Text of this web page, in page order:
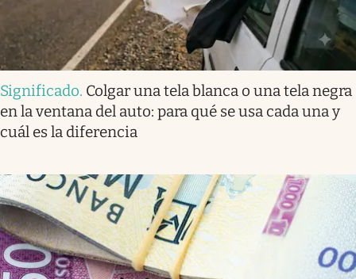
Significado. Colgar una tela blanca o una tela negra
en la ventana del auto: para qué se usa cada una y
cuál es la diferencia